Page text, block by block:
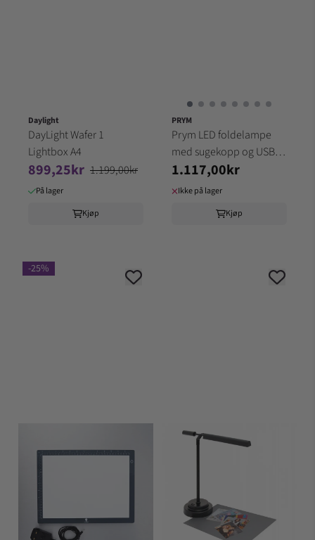
Daylight
DayLight Wafer 1
Lightbox A4
899,25kr 1.199,00kr
På lager
Kjøp
PRYM
Prym LED foldelampe
med sugekopp og USB
610381
1.117,00kr
Ikke på lager
Kjøp
-25%